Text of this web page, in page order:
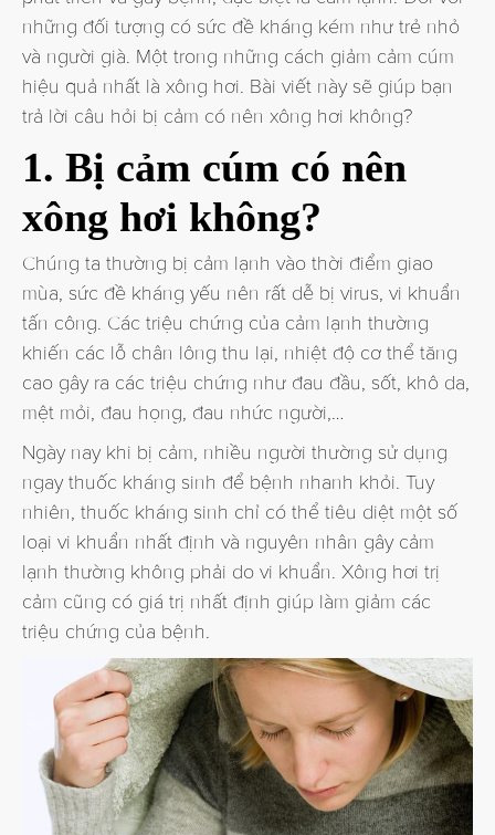
những đối tượng có sức đề kháng kém như trẻ nhỏ
và người già. Một trong những cách giảm cảm cúm
hiệu quả nhất là xông hơi. Bài viết này sẽ giúp bạn
trả lời câu hỏi bị cảm có nên xông hơi không?
1. Bị cảm cúm có nên
xông hơi không?
Chúng ta thường bị cảm lạnh vào thời điểm giao
mùa, sức đề kháng yếu nên rất dễ bị virus, vi khuẩn
tấn công. Các triệu chứng của cảm lạnh thường
khiến các lỗ chân lông thu lại, nhiệt độ cơ thể tăng
cao gây ra các triệu chứng như đau đầu, sốt, khô da,
mệt mỏi, đau họng, đau nhức người,…
Ngày nay khi bị cảm, nhiều người thường sử dụng
ngay thuốc kháng sinh để bệnh nhanh khỏi. Tuy
nhiên, thuốc kháng sinh chỉ có thể tiêu diệt một số
loại vi khuẩn nhất định và nguyên nhân gây cảm
lạnh thường không phải do vi khuẩn. Xông hơi trị
cảm cũng có giá trị nhất định giúp làm giảm các
triệu chứng của bệnh.